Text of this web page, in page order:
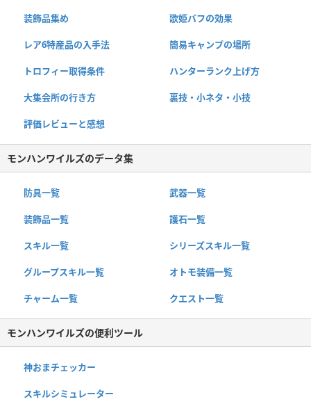
装飾品集め 歌姫バフの効果
レア6特産品の入手法 簡易キャンプの場所
トロフィー取得条件 ハンターランク上げ方
大集会所の行き方 裏技・小ネタ・小技
評価レビューと感想
モンハンワイルズのデータ集
防具一覧 武器一覧
装飾品一覧 護石一覧
スキル一覧 シリーズスキル一覧
グループスキル一覧 オトモ装備一覧
チャーム一覧 クエスト一覧
モンハンワイルズの便利ツール
神おまチェッカー
スキルシミュレーター